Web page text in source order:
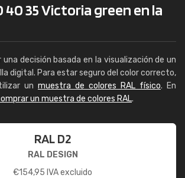
40 35 Victoria green en la
una decisión basada en la visualización de un
digital. Para estar seguro del color correcto,
un muestra de colores RAL físico. En
un muestra de colores RAL.
RAL D2
RAL DESIGN
€154,95 IVA excluido